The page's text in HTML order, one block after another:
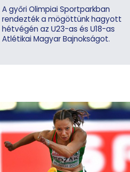
A győri Olimpiai Sportparkban
rendezték a mögöttünk hagyott
hétvégén az U23-as és U18-as
Atlétikai Magyar Bajnokságot.